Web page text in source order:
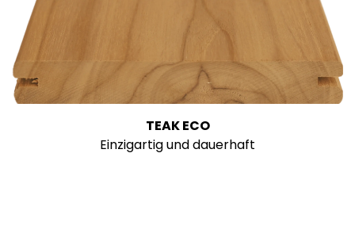
TEAK ECO
Einzigartig und dauerhaft